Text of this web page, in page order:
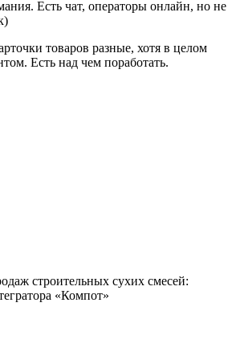
Есть чат, операторы онлайн, но не
товаров разные, хотя в целом
Есть над чем поработать.